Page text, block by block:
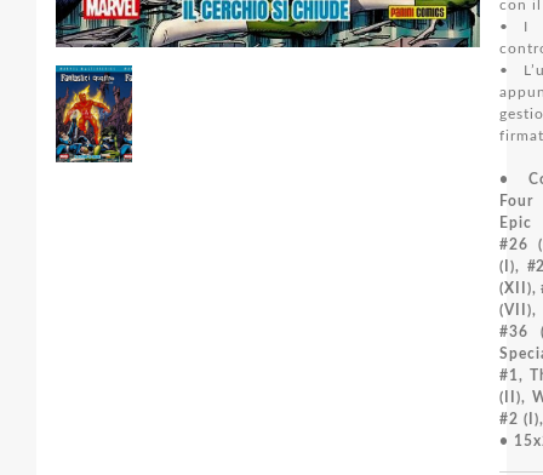
con
• I
•
•
Four
Epic
#26
(I),
(XII),
#36
#1,
(II),
#2
•